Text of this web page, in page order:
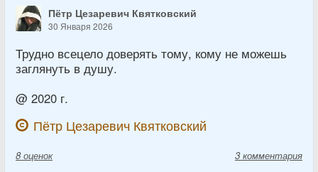
Пётр Цезаревич Квятковский
30 Января 2026
Трудно всецело доверять тому, кому не можешь
заглянуть в душу.
@ 2020 г.
Пётр Цезаревич Квятковский
8 оценок 3 комментария